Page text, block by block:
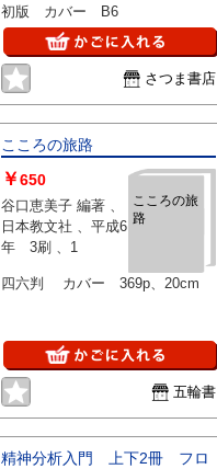
初版 カバー B6
さつま書店
こころの旅路
こころの旅
路
￥650
谷口恵美子 編著 、
日本教文社 、平成6
年 3刷 、1
四六判 カバー 369p、20cm
五輪書
精神分析入門 上下2冊 フロ